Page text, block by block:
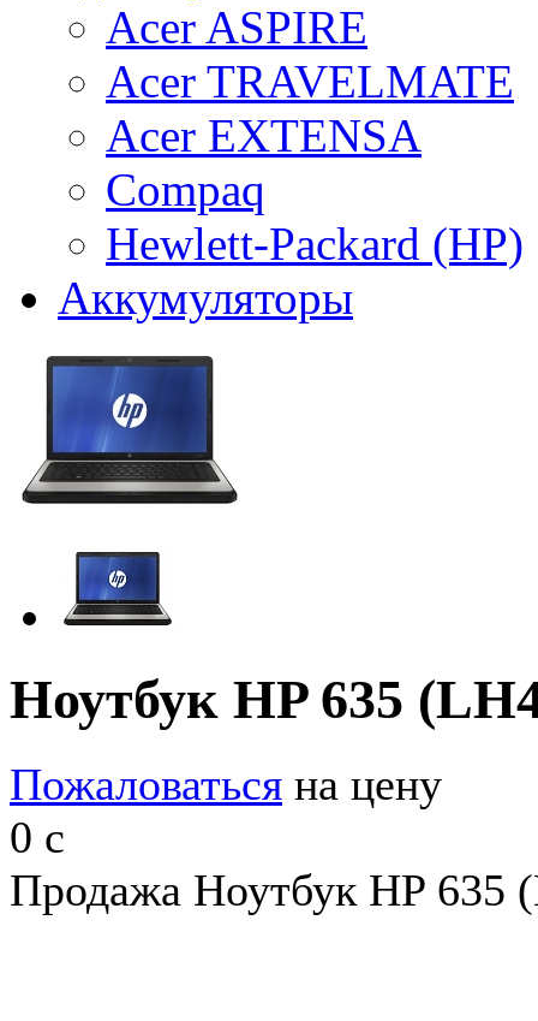
Acer ASPIRE
Acer TRAVELMATE
Acer EXTENSA
Compaq
Hewlett-Packard (HP)
Аккумуляторы
Ноутбук HP 635
Пожаловаться на цену
0 c
Продажа Ноутбук HP 635